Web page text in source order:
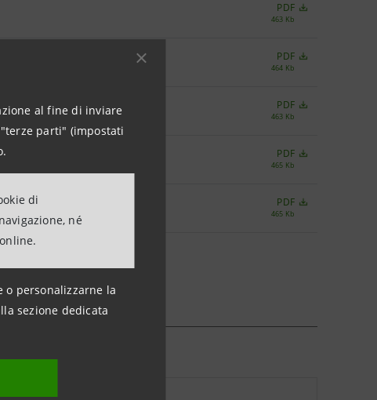
al fine di inviare
parti" (impostati
di
né
o personalizzarne la
sezione dedicata
PDF
463 Kb
PDF
464 Kb
PDF
463 Kb
PDF
465 Kb
PDF
465 Kb